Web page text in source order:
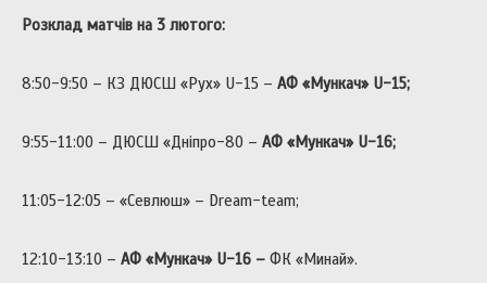
Розклад матчів на 3 лютого:
8:50-9:50 – КЗ ДЮСШ «Рух» U-15 – АФ «Мункач» U-15;
9:55-11:00 – ДЮСШ «Дніпро-80 – АФ «Мункач» U-16;
11:05-12:05 – «Севлюш» – Dream-team;
12:10-13:10 – АФ «Мункач» U-16 – ФК «Минай».